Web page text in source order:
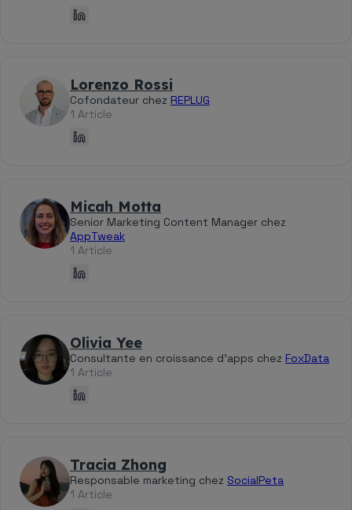
Lorenzo Rossi
Cofondateur chez REPLUG
1 Article
Micah Motta
Senior Marketing Content Manager chez
AppTweak
1 Article
Olivia Yee
Consultante en croissance d'apps chez FoxData
1 Article
Tracia Zhong
Responsable marketing chez SocialPeta
1 Article